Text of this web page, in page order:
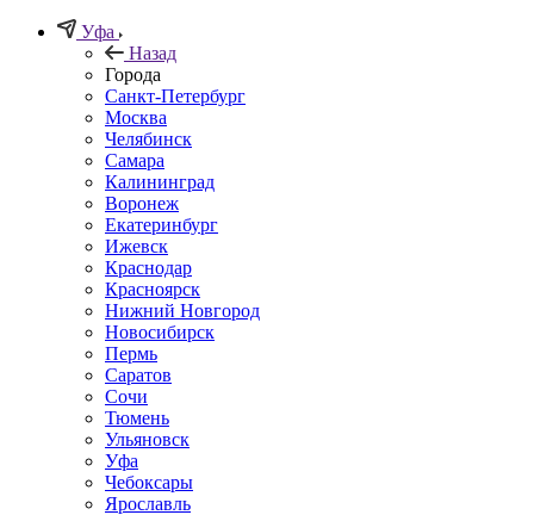
Уфа
Назад
Города
Санкт-Петербург
Москва
Челябинск
Самара
Калининград
Воронеж
Екатеринбург
Ижевск
Краснодар
Красноярск
Нижний Новгород
Новосибирск
Пермь
Саратов
Сочи
Тюмень
Ульяновск
Уфа
Чебоксары
Ярославль